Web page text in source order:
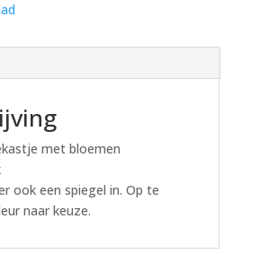
met bloemen
ook een spiegel in. Op te
naar keuze.